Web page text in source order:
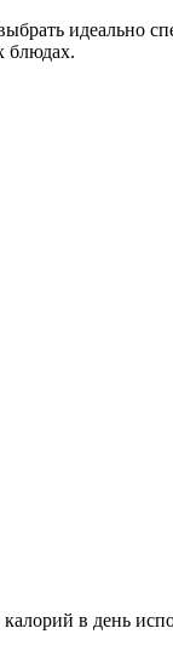
идеально
блюдах.
в день